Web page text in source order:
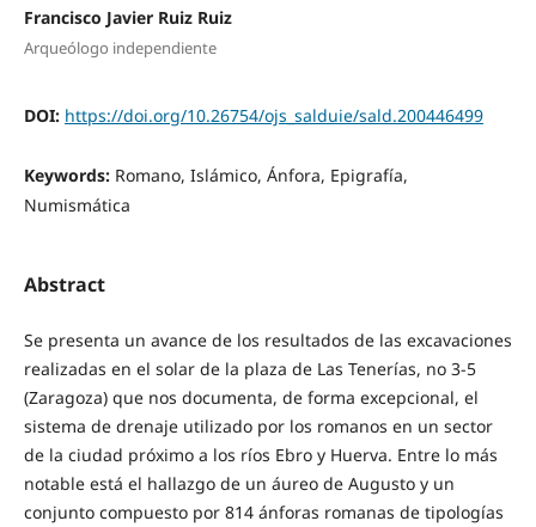
Francisco Javier Ruiz Ruiz
Arqueólogo independiente
DOI: https://doi.org/10.26754/ojs_salduie/sald.200446499
Keywords: Romano, Islámico, Ánfora, Epigrafía,
Numismática
Abstract
Se presenta un avance de los resultados de las excavaciones
realizadas en el solar de la plaza de Las Tenerías, no 3-5
(Zaragoza) que nos documenta, de forma excepcional, el
sistema de drenaje utilizado por los romanos en un sector
de la ciudad próximo a los ríos Ebro y Huerva. Entre lo más
notable está el hallazgo de un áureo de Augusto y un
conjunto compuesto por 814 ánforas romanas de tipologías